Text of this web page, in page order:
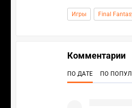
Игры Final
Комментарии
ПО ДАТЕ ПО